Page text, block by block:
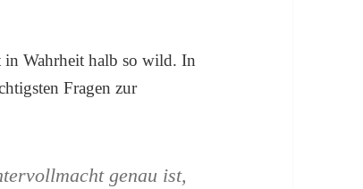
Wahrheit halb so wild. In
Fragen zur
genau ist,